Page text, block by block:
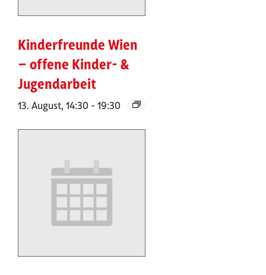
Kinderfreunde Wien
– offene Kinder- &
Jugendarbeit
13. August, 14:30 - 19:30